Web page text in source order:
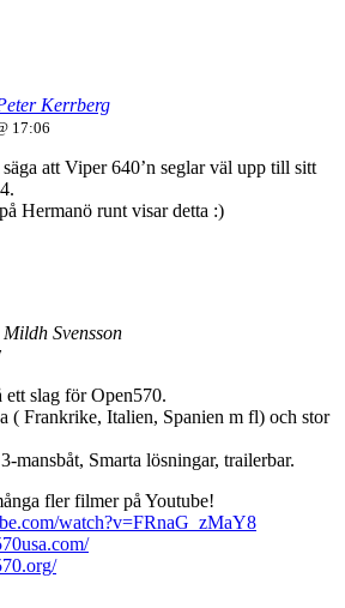
Kerrberg
17:06
att Viper 640’n seglar väl upp till sitt
Hermanö runt visar detta :)
Svensson
ett slag för Open570.
( Frankrike, Italien, Spanien m fl) och stor
mansbåt, Smarta lösningar, trailerbar.
fler filmer på Youtube!
watch?v=FRnaG_zMaY8